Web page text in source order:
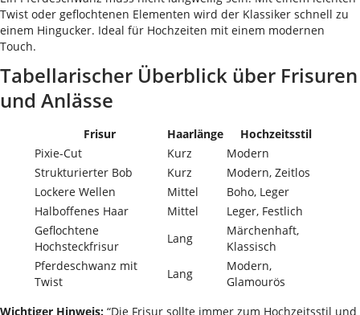
Twist oder geflochtenen Elementen wird der Klassiker schnell zu
einem Hingucker. Ideal für Hochzeiten mit einem modernen
Touch.
Tabellarischer Überblick über Frisuren
und Anlässe
Frisur Haarlänge
Hochzeitsstil
Pixie-Cut
Kurz
Modern
Strukturierter Bob
Kurz
Modern, Zeitlos
Lockere Wellen
Mittel
Boho, Leger
Halboffenes Haar
Mittel
Leger, Festlich
Geflochtene
Hochsteckfrisur
Lang
Märchenhaft,
Klassisch
Pferdeschwanz mit
Twist
Lang
Modern,
Glamourös
Wichtiger Hinweis: “Die Frisur sollte immer zum Hochzeitsstil und